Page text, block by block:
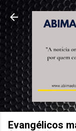
Pular
Evangélicos